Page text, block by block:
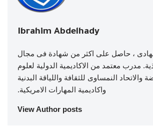
Ibrahim Abdelhady
، حاصل على اكثر من شهادة فى مجال
مدرب معتمد من الاكاديمية الدولية لعلوم
والاتحاد النمساوى للثقافة واللياقة البدنية
واكاديمية المهارات الامريكية.
View Author posts